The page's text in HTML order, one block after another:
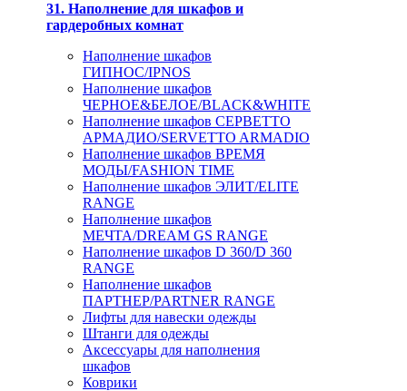
31. Наполнение для шкафов и
гардеробных комнат
Наполнение шкафов
ГИПНОС/IPNOS
Наполнение шкафов
ЧЕРНОЕ&БЕЛОЕ/BLACK&WHITE
Наполнение шкафов СЕРВЕТТО
АРМАДИО/SERVETTO ARMADIO
Наполнение шкафов ВРЕМЯ
МОДЫ/FASHION TIME
Наполнение шкафов ЭЛИТ/ELITE
RANGE
Наполнение шкафов
МЕЧТА/DREAM GS RANGE
Наполнение шкафов D 360/D 360
RANGE
Наполнение шкафов
ПАРТНЕР/PARTNER RANGE
Лифты для навески одежды
Штанги для одежды
Аксессуары для наполнения
шкафов
Коврики